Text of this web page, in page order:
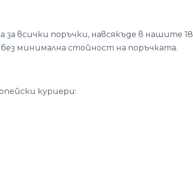
за всички поръчки, навсякъде в нашите 18
минимална стойност на поръчката.
куриери: